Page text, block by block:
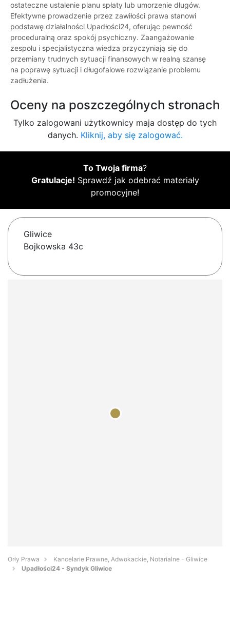
ostateczne ustalenie planu spłaty lub umorzenie długów.
Efektywne prowadzenie przez zawiłości prawa stanowi
podstawę działalności Upadłości24, oferując pewność
proceduralną oraz spokój psychiczny. Zaangażowanie
zespołu i specjalistyczna wiedza przyczyniają się do
przemiany trudnych sytuacji finansowych w realną szansę
na poprawę sytuacji i długofalowe rozwiązanie problemu
zadłużenia.
Oceny na poszczególnych stronach
Tylko zalogowani użytkownicy maja dostęp do tych
danych. Kliknij, aby się zalogować.
To Twoja firma?
Gratulacje! Sprawdź jak odebrać materiały
promocyjne!
Gliwice
Bojkowska 43c
Orły Prawa
Kancelarie Prawne, Adwokackie, Notarialne - Gliwice
Upadłości24 - Syndyk Gliwice